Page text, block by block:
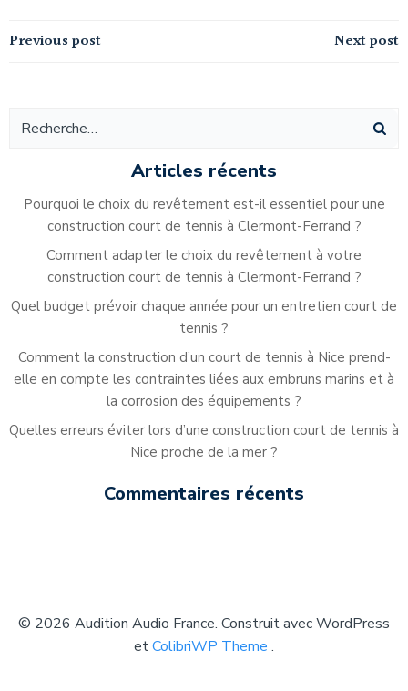
Navigation
l’article
Previous post Navigation
Next post
Articles récents
Pourquoi le choix du revêtement est-il essentiel pour une
construction court de tennis à Clermont-Ferrand ?
Comment adapter le choix du revêtement à votre
construction court de tennis à Clermont-Ferrand ?
Quel budget prévoir chaque année pour un entretien court de
tennis ?
Comment la construction d’un court de tennis à Nice prend-
elle en compte les contraintes liées aux embruns marins et à
la corrosion des équipements ?
Quelles erreurs éviter lors d’une construction court de tennis à
Nice proche de la mer ?
Commentaires récents
© 2026 Audition Audio France. Construit avec WordPress
etColibriWP Theme .